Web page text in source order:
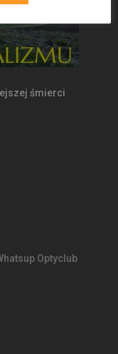
śmierci